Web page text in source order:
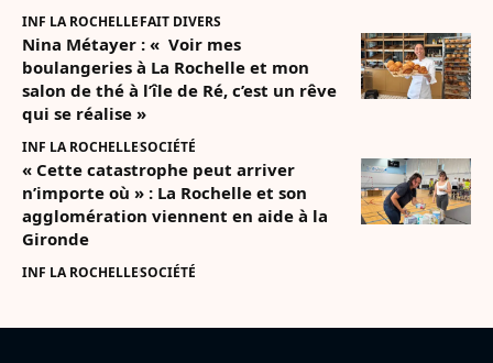
INF LA ROCHELLEFAIT DIVERS
Nina Métayer : « Voir mes
boulangeries à La Rochelle et mon
salon de thé à l’île de Ré, c’est un rêve
qui se réalise »
INF LA ROCHELLESOCIÉTÉ
« Cette catastrophe peut arriver
n’importe où » : La Rochelle et son
agglomération viennent en aide à la
Gironde
INF LA ROCHELLESOCIÉTÉ